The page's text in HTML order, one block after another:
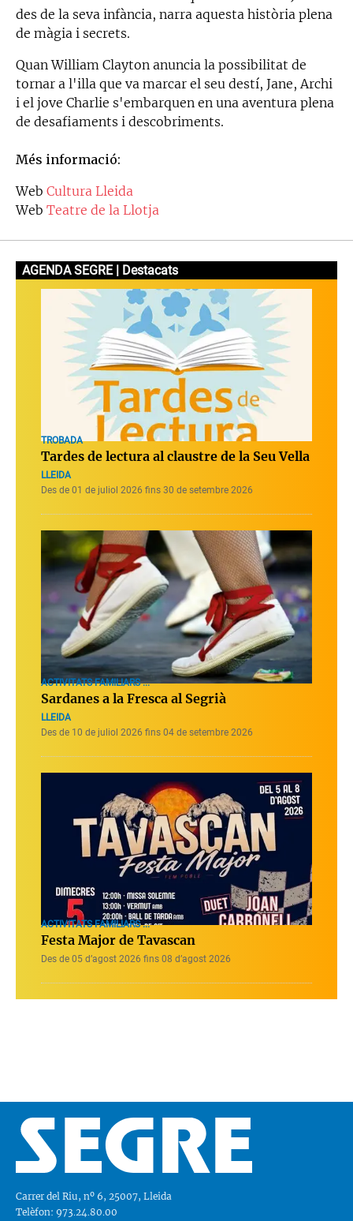
des de la seva infància, narra aquesta història plena
de màgia i secrets.
Quan William Clayton anuncia la possibilitat de
tornar a l'illa que va marcar el seu destí, Jane, Archi
i el jove Charlie s'embarquen en una aventura plena
de desafiaments i descobriments.
Més informació:
Web Cultura Lleida
Web Teatre de la Llotja
AGENDA SEGRE | Destacats
TROBADA
Tardes de lectura al claustre de la Seu Vella
LLEIDA
Des de 01 de juliol 2026 fins 30 de setembre 2026
ACTIVITATS FAMILIARS ...
Sardanes a la Fresca al Segrià
LLEIDA
Des de 10 de juliol 2026 fins 04 de setembre 2026
ACTIVITATS FAMILIARS ...
Festa Major de Tavascan
Des de 05 d’agost 2026 fins 08 d’agost 2026
Carrer del Riu, nº 6, 25007, Lleida
Telèfon: 973.24.80.00